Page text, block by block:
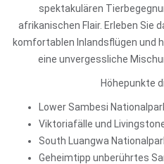
spektakulären
afrikanischen Flair. Erleben Sie
komfortablen Inlandsflügen und
eine unvergessliche
Höhepunkte
Lower Sambesi
Viktoriafälle und
South Luangwa
Geheimtipp unberührtes